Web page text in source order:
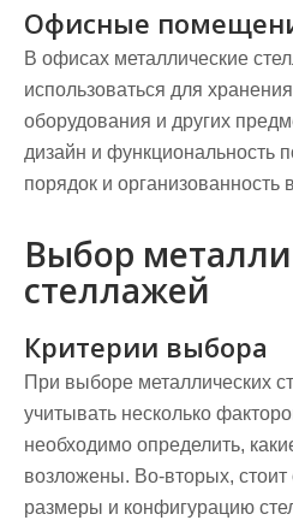
Офисные
В офисах металлические
использоваться для
оборудования и других
дизайн и функциональность
порядок и организованность
Выбор
стеллажей
Критерии выбора
При выборе металлических
учитывать несколько
необходимо определить,
возложены. Во-вторых,
размеры и конфигурацию